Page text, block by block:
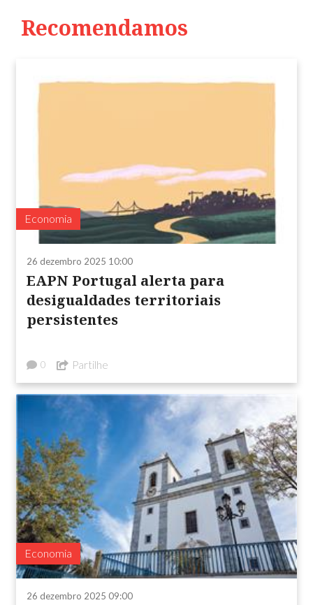
Recomendamos
Economia
26 dezembro 2025 10:00
EAPN Portugal alerta para
desigualdades territoriais
persistentes
0 Partilhe
Economia
26 dezembro 2025 09:00